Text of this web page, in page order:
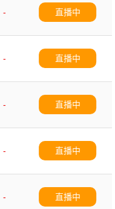
-
直播中
-
直播中
-
直播中
-
直播中
-
直播中